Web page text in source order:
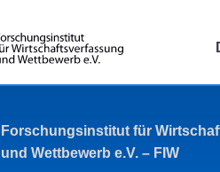
Forschungsinstitut für
und Wettbewerb e.V. – FIW